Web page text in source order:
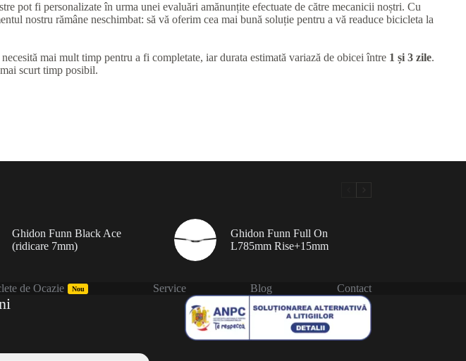
pot fi personalizate în urma unei evaluări amănunțite efectuate de către mecanicii noștri. Cu
nostru rămâne neschimbat: să vă oferim cea mai bună soluție pentru a vă readuce bicicleta la
mai mult timp pentru a fi completate, iar durata estimată variază de obicei între 1 și 3 zile.
scurt timp posibil.
Ghidon Funn Black Ace
(ridicare 7mm)
Ghidon Funn Full On
L785mm Rise+15mm
de Ocazie Nou Service Blog
Contact